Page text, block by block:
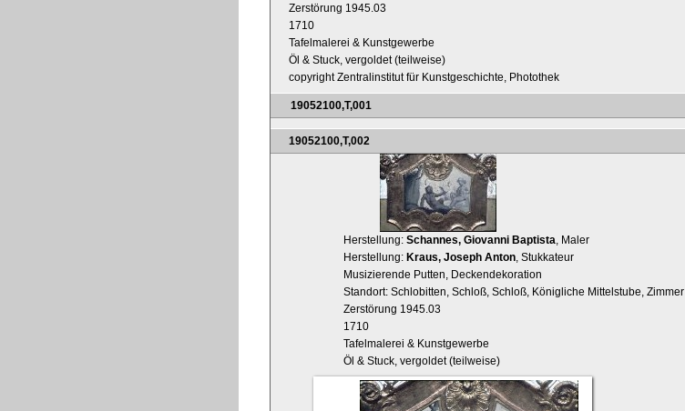
Zerstörung 1945.03
1710
Tafelmalerei & Kunstgewerbe
Öl & Stuck, vergoldet (teilweise)
copyright Zentralinstitut für Kunstgeschichte, Photothek
19052100,T,001
19052100,T,002
Herstellung: Schannes, Giovanni Baptista, Maler
Herstellung: Kraus, Joseph Anton, Stukkateur
Musizierende Putten, Deckendekoration
Standort: Schlobitten, Schloß, Schloß, Königliche Mittelstube, Zimmer
Zerstörung 1945.03
1710
Tafelmalerei & Kunstgewerbe
Öl & Stuck, vergoldet (teilweise)